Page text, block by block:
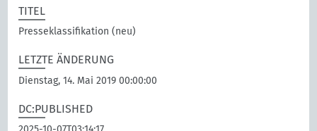
TITEL
Presseklassifikation (neu)
LETZTE ÄNDERUNG
Dienstag, 14. Mai 2019 00:00:00
DC:PUBLISHED